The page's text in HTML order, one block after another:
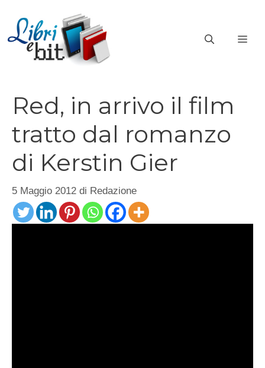
contenuto
Red, in arrivo il film
tratto dal romanzo
di Kerstin Gier
5 Maggio 2012 di Redazione